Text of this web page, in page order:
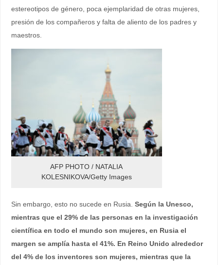
estereotipos de género, poca ejemplaridad de otras mujeres,
presión de los compañeros y falta de aliento de los padres y
maestros.
AFP PHOTO / NATALIA
KOLESNIKOVA/Getty Images
Sin embargo, esto no sucede en Rusia. Según la Unesco,
mientras que el 29% de las personas en la investigación
científica en todo el mundo son mujeres, en Rusia el
margen se amplía hasta el 41%. En Reino Unido alrededor
del 4% de los inventores son mujeres, mientras que la